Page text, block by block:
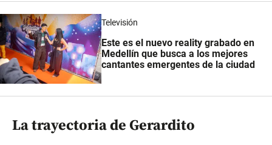
Televisión
Este es el nuevo reality grabado en
Medellín que busca a los mejores
cantantes emergentes de la ciudad
La trayectoria de Gerardito